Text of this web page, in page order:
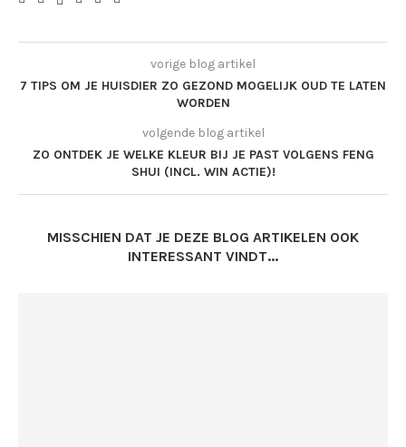
vorige blog artikel
7 TIPS OM JE HUISDIER ZO GEZOND MOGELIJK OUD TE LATEN
WORDEN
volgende blog artikel
ZO ONTDEK JE WELKE KLEUR BIJ JE PAST VOLGENS FENG
SHUI (INCL. WIN ACTIE)!
MISSCHIEN DAT JE DEZE BLOG ARTIKELEN OOK
INTERESSANT VINDT...